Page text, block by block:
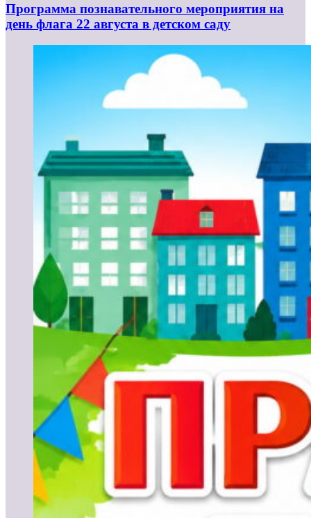
Программа познавательного мероприятия на
день флага 22 августа в детском саду